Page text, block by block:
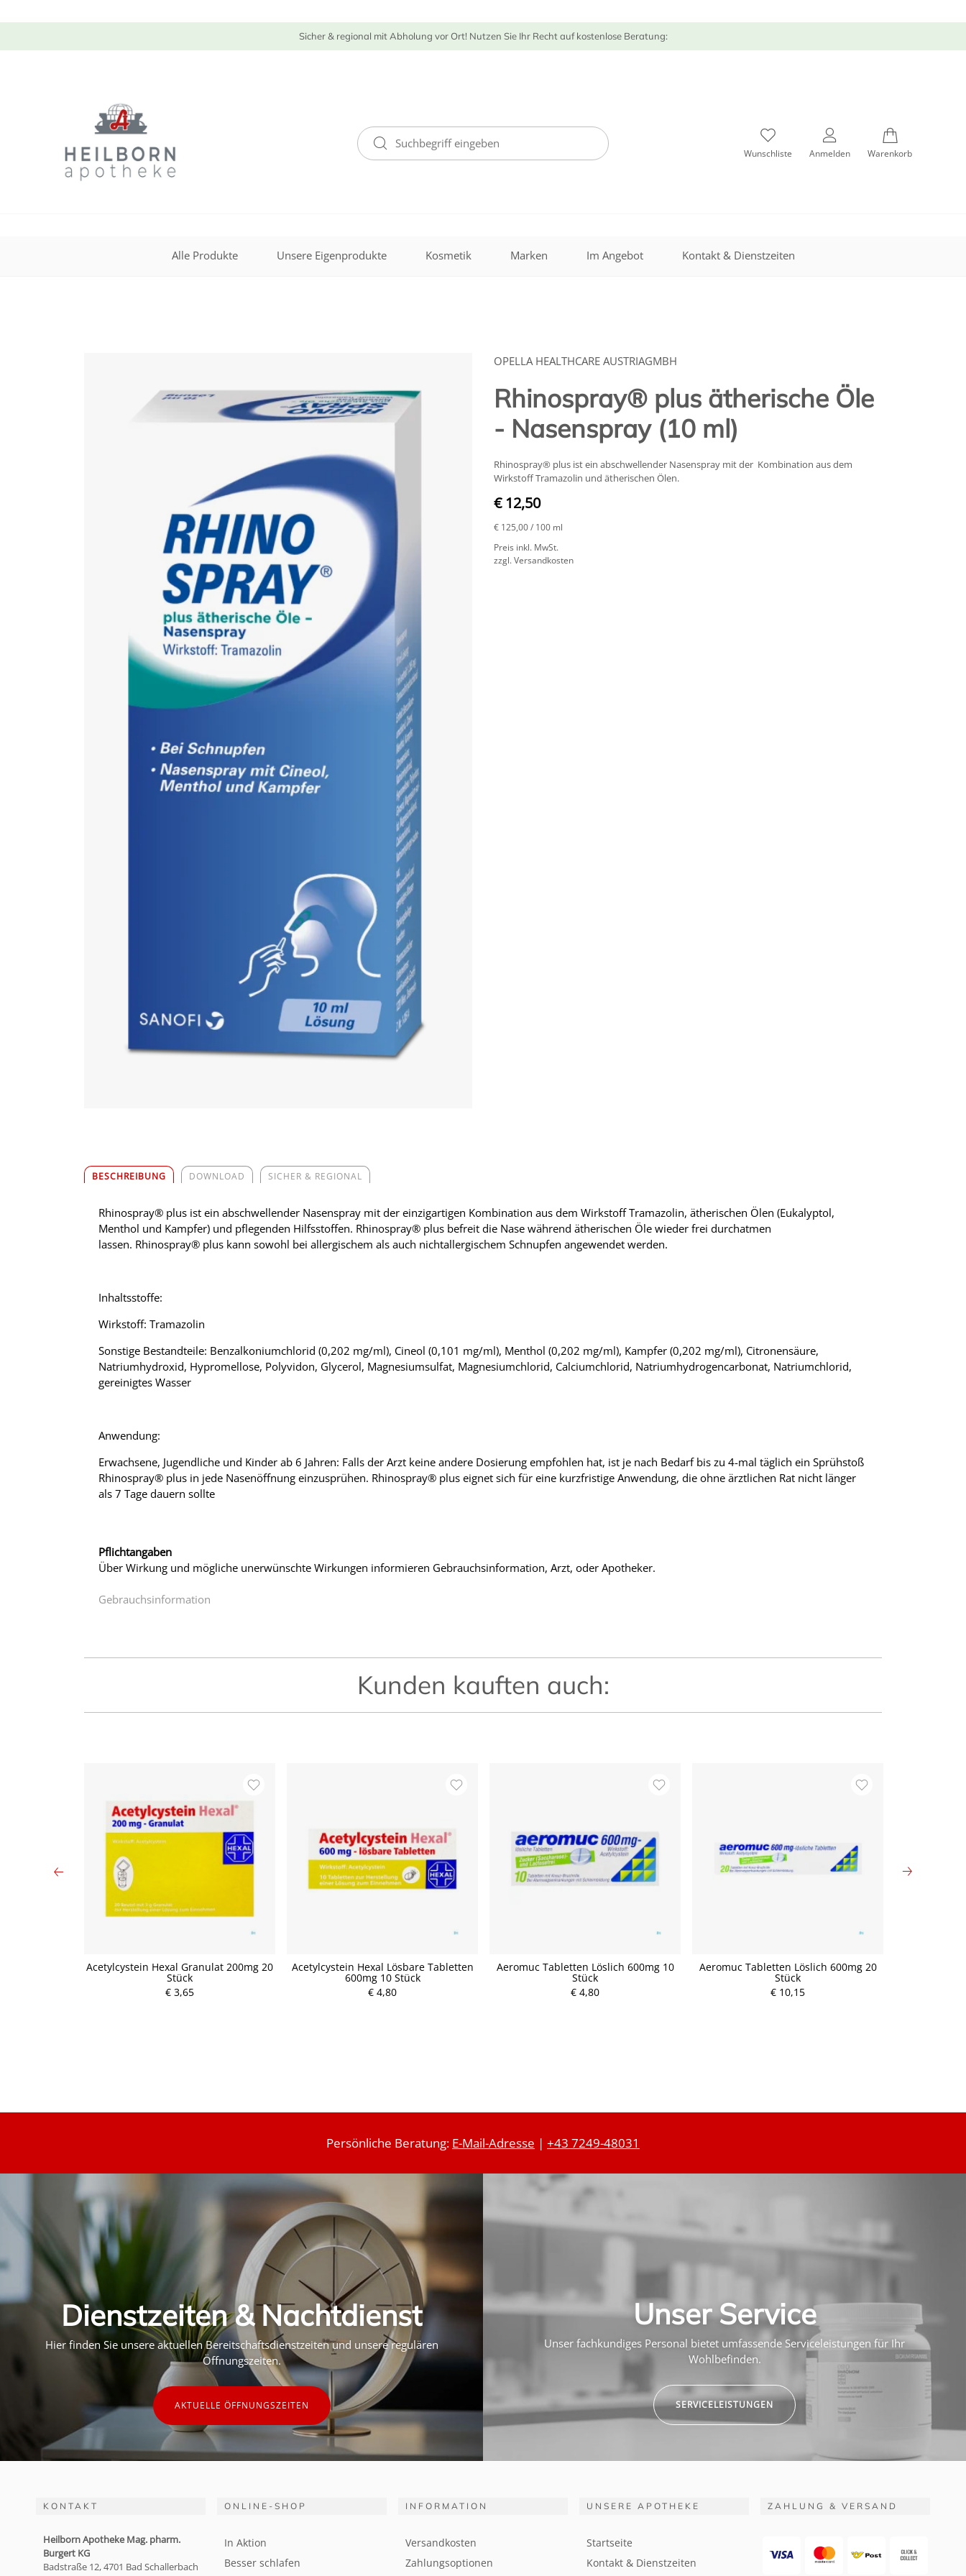
Sicher & regional mit Abholung vor Ort! Nutzen Sie Ihr Recht auf kostenlose Beratung:
Wunschliste Anmelden Warenkorb
Alle Produkte Unsere Eigenprodukte Kosmetik Marken Im Angebot Kontakt & Dienstzeiten
OPELLA HEALTHCARE AUSTRIAGMBH
Rhinospray® plus ätherische Öle
- Nasenspray (10 ml)
Rhinospray® plus ist ein abschwellender Nasenspray mit der Kombination aus dem
Wirkstoff Tramazolin und ätherischen Ölen.
€ 12,50
€ 125,00/ 100 ml
Preis inkl. MwSt.
zzgl. Versandkosten
BESCHREIBUNG DOWNLOAD SICHER & REGIONAL
Rhinospray® plus ist ein abschwellender Nasenspray mit der einzigartigen Kombination aus dem Wirkstoff Tramazolin, ätherischen Ölen (Eukalyptol,
Menthol und Kampfer) und pflegenden Hilfsstoffen. Rhinospray® plus befreit die Nase während ätherischen Öle wieder frei durchatmen
lassen. Rhinospray® plus kann sowohl bei allergischem als auch nichtallergischem Schnupfen angewendet werden.
Inhaltsstoffe:
Wirkstoff: Tramazolin
Sonstige Bestandteile: Benzalkoniumchlorid (0,202 mg/ml), Cineol (0,101 mg/ml), Menthol (0,202 mg/ml), Kampfer (0,202 mg/ml), Citronensäure,
Natriumhydroxid, Hypromellose, Polyvidon, Glycerol, Magnesiumsulfat, Magnesiumchlorid, Calciumchlorid, Natriumhydrogencarbonat, Natriumchlorid,
gereinigtes Wasser
Anwendung:
Erwachsene, Jugendliche und Kinder ab 6 Jahren: Falls der Arzt keine andere Dosierung empfohlen hat, ist je nach Bedarf bis zu 4-mal täglich ein Sprühstoß
Rhinospray® plus in jede Nasenöffnung einzusprühen. Rhinospray® plus eignet sich für eine kurzfristige Anwendung, die ohne ärztlichen Rat nicht länger
als 7 Tage dauern sollte
Pflichtangaben
Über Wirkung und mögliche unerwünschte Wirkungen informieren Gebrauchsinformation, Arzt, oder Apotheker.
Gebrauchsinformation
Kunden kauften auch:
Acetylcystein Hexal Granulat 200mg 20
Stück
€ 3,65
Acetylcystein Hexal Lösbare Tabletten
600mg 10 Stück
€ 4,80
Aeromuc Tabletten Löslich 600mg 10
Stück
€ 4,80
Aeromuc Tabletten Löslich 600mg 20
Stück
€ 10,15
P
r r r
Persönliche Beratung: E-Mail-Adresse | +43 7249-48031
Dienstzeiten & Nachtdienst
Hier finden Sie unsere aktuellen Bereitschaftsdienstzeiten und unsere regulären
Öffnungszeiten.
AKTUELLE ÖFFNUNGSZEITEN
Unser Service
Unser fachkundiges Personal bietet umfassende Serviceleistungen für Ihr
Wohlbefinden.
SERVICELEISTUNGEN
KONTAKT
Heilborn Apotheke Mag. pharm.
Burgert KG
Badstraße 12, 4701 Bad Schallerbach
ONLINE-SHOP
In Aktion
Besser schlafen
INFORMATION
Versandkosten
Zahlungsoptionen
UNSERE APOTHEKE
Startseite
Kontakt & Dienstzeiten
ZAHLUNG & VERSAND